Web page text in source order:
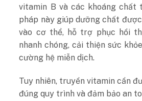
vitamin B và các khoáng chất
pháp này giúp dưỡng chất
vào cơ thể, hỗ trợ phục hồi
nhanh chóng, cải thiện sức
cường hệ miễn dịch.
Tuy nhiên, truyền vitamin cần
đúng quy trình và đảm bảo an